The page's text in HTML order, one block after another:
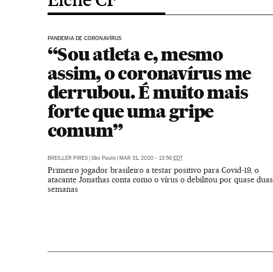
PANDEMIA DE CORONAVÍRUS
“Sou atleta e, mesmo
assim, o coronavírus me
derrubou. É muito mais
forte que uma gripe
comum”
BREILLER PIRES | São Paulo | MAR 31, 2020 - 13:56 EDT
Primeiro jogador brasileiro a testar positivo para Covid-19, o
atacante Jonathas conta como o vírus o debilitou por quase duas
semanas